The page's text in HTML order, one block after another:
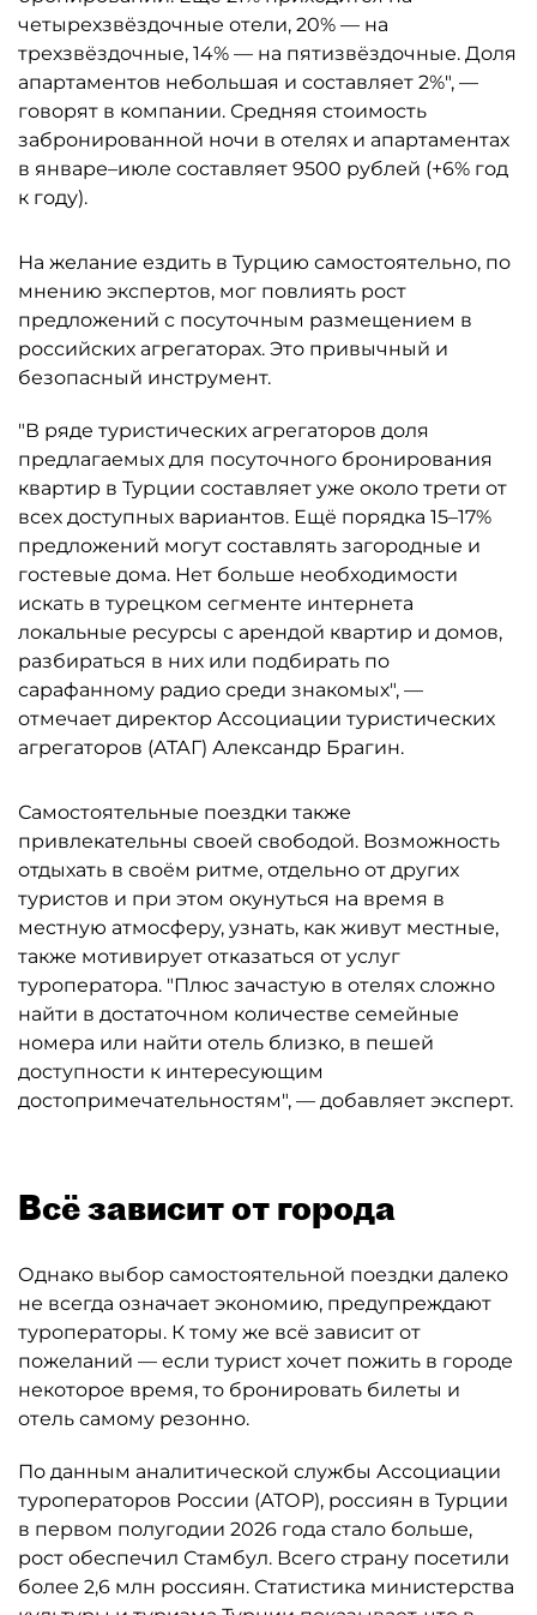
четырехзвёздочные отели, 20% — на
трехзвёздочные, 14% — на пятизвёздочные. Доля
апартаментов небольшая и составляет 2%", —
говорят в компании. Средняя стоимость
забронированной ночи в отелях и апартаментах
в январе–июле составляет 9500 рублей (+6% год
к году).
На желание ездить в Турцию самостоятельно, по
мнению экспертов, мог повлиять рост
предложений с посуточным размещением в
российских агрегаторах. Это привычный и
безопасный инструмент.
"В ряде туристических агрегаторов доля
предлагаемых для посуточного бронирования
квартир в Турции составляет уже около трети от
всех доступных вариантов. Ещё порядка 15–17%
предложений могут составлять загородные и
гостевые дома. Нет больше необходимости
искать в турецком сегменте интернета
локальные ресурсы с арендой квартир и домов,
разбираться в них или подбирать по
сарафанному радио среди знакомых", —
отмечает директор Ассоциации туристических
агрегаторов (АТАГ) Александр Брагин.
Самостоятельные поездки также
привлекательны своей свободой. Возможность
отдыхать в своём ритме, отдельно от других
туристов и при этом окунуться на время в
местную атмосферу, узнать, как живут местные,
также мотивирует отказаться от услуг
туроператора. "Плюс зачастую в отелях сложно
найти в достаточном количестве семейные
номера или найти отель близко, в пешей
доступности к интересующим
достопримечательностям", — добавляет эксперт.
Всё зависит от города
Однако выбор самостоятельной поездки далеко
не всегда означает экономию, предупреждают
туроператоры. К тому же всё зависит от
пожеланий — если турист хочет пожить в городе
некоторое время, то бронировать билеты и
отель самому резонно.
По данным аналитической службы Ассоциации
туроператоров России (АТОР), россиян в Турции
в первом полугодии 2026 года стало больше,
рост обеспечил Стамбул. Всего страну посетили
более 2,6 млн россиян. Статистика министерства